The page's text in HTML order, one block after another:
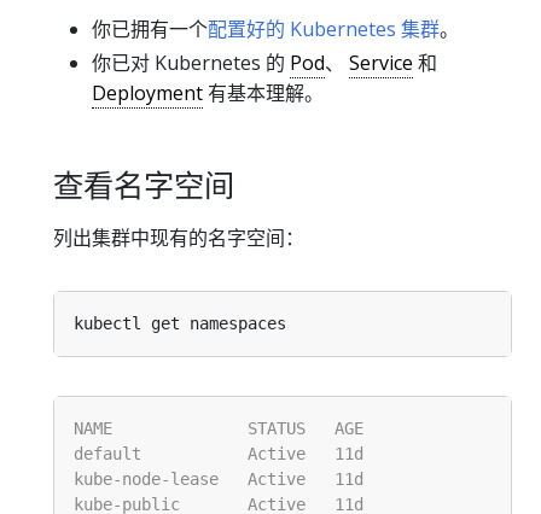
你已拥有一个配置好的 Kubernetes 集群。
你已对 Kubernetes 的 Pod、 Service 和
Deployment有基本理解。
查看名字空间
列出集群中现有的名字空间：